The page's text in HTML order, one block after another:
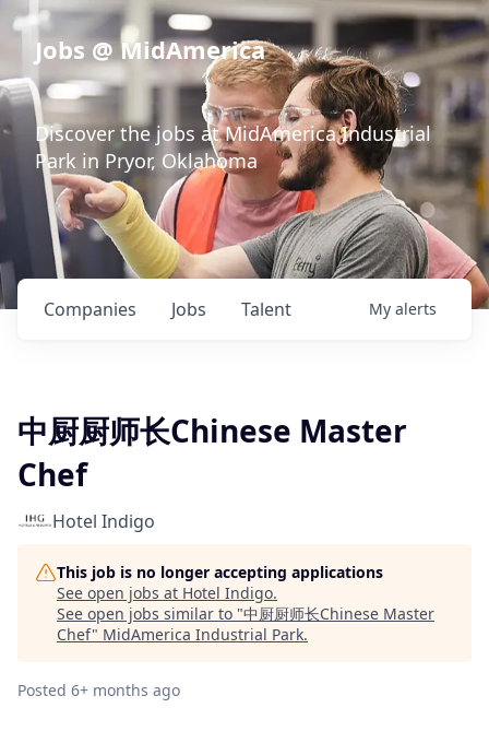
Jobs @ MidAmerica
Discover the jobs at MidAmerica Industrial
Park in Pryor, Oklahoma
Jobs
Companies Talent My alerts
中厨厨师长Chinese Master
Chef
Hotel Indigo
This job is no longer accepting applications
See open jobs at Hotel Indigo.
See open jobs similar to "中厨厨师长Chinese Master
Chef" MidAmerica Industrial Park.
Posted 6+ months ago